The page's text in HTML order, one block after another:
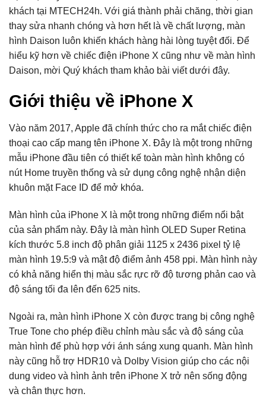
khách tại MTECH24h. Với giá thành phải chăng, thời gian
thay sửa nhanh chóng và hơn hết là về chất lượng, màn
hình Daison luôn khiến khách hàng hài lòng tuyệt đối. Để
hiểu kỹ hơn về chiếc điện iPhone X cũng như về màn hình
Daison, mời Quý khách tham khảo bài viết dưới đây.
Giới thiệu về iPhone X
Vào năm 2017, Apple đã chính thức cho ra mắt chiếc điện
thoại cao cấp mang tên iPhone X. Đây là một trong những
mẫu iPhone đầu tiên có thiết kế toàn màn hình không có
nút Home truyền thống và sử dụng công nghệ nhận diện
khuôn mặt Face ID để mở khóa.
Màn hình của iPhone X là một trong những điểm nổi bật
của sản phẩm này. Đây là màn hình OLED Super Retina
kích thước 5.8 inch độ phân giải 1125 x 2436 pixel tỷ lệ
màn hình 19.5:9 và mật độ điểm ảnh 458 ppi. Màn hình này
có khả năng hiển thị màu sắc rực rỡ độ tương phản cao và
độ sáng tối đa lên đến 625 nits.
Ngoài ra, màn hình iPhone X còn được trang bị công nghệ
True Tone cho phép điều chỉnh màu sắc và độ sáng của
màn hình để phù hợp với ánh sáng xung quanh. Màn hình
này cũng hỗ trợ HDR10 và Dolby Vision giúp cho các nội
dung video và hình ảnh trên iPhone X trở nên sống động
và chân thực hơn.